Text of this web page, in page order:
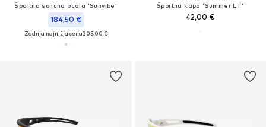
Športna sončna očala 'Sunvibe'
184,50 €
Zadnja najnižja cena205,00 €
Športna kapa 'Summer LT'
42,00 €